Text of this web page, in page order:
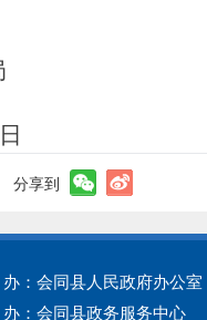
日
分享到
办：会同县人民政府办公室
：会同县政务服务中心